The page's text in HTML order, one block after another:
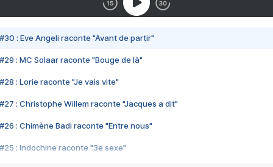
#30 : Eve Angeli raconte "Avant de partir"
#29 : MC Solaar raconte "Bouge de là"
#28 : Lorie raconte "Je vais vite"
#27 : Christophe Willem raconte "Jacques a dit"
#26 : Chimène Badi raconte "Entre nous"
#25 : Indochine raconte "3e sexe"